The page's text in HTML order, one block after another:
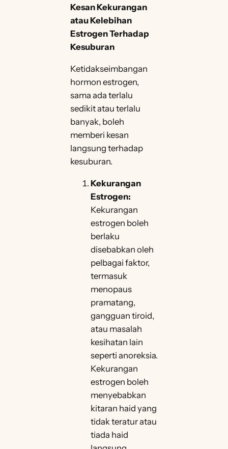
Kesan Kekurangan
atau Kelebihan
Estrogen Terhadap
Kesuburan
Ketidakseimbangan
hormon estrogen,
sama ada terlalu
sedikit atau terlalu
banyak, boleh
memberi kesan
langsung terhadap
kesuburan.
Kekurangan
Estrogen:
Kekurangan
estrogen boleh
berlaku
disebabkan oleh
pelbagai faktor,
termasuk
menopaus
pramatang,
gangguan tiroid,
atau masalah
kesihatan lain
seperti anoreksia.
Kekurangan
estrogen boleh
menyebabkan
kitaran haid yang
tidak teratur atau
tiada haid